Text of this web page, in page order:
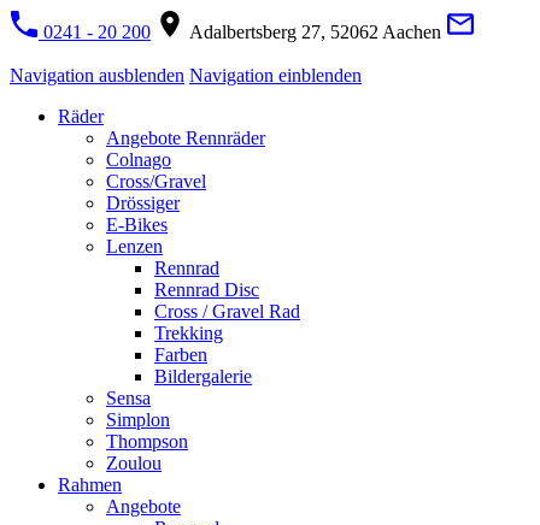
0241 - 20 200 Adalbertsberg 27, 52062 Aachen
Navigation ausblenden Navigation einblenden
Räder
Angebote Rennräder
Colnago
Cross/Gravel
Drössiger
E-Bikes
Lenzen
Rennrad
Rennrad Disc
Cross / Gravel Rad
Trekking
Farben
Bildergalerie
Sensa
Simplon
Thompson
Zoulou
Rahmen
Angebote